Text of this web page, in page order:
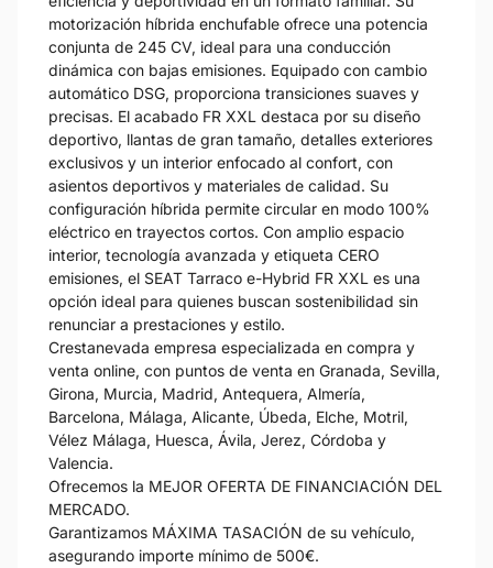
motorización híbrida enchufable ofrece una potencia
conjunta de 245 CV, ideal para una conducción
dinámica con bajas emisiones. Equipado con cambio
automático DSG, proporciona transiciones suaves y
precisas. El acabado FR XXL destaca por su diseño
deportivo, llantas de gran tamaño, detalles exteriores
exclusivos y un interior enfocado al confort, con
asientos deportivos y materiales de calidad. Su
configuración híbrida permite circular en modo 100%
eléctrico en trayectos cortos. Con amplio espacio
interior, tecnología avanzada y etiqueta CERO
emisiones, el SEAT Tarraco e-Hybrid FR XXL es una
opción ideal para quienes buscan sostenibilidad sin
renunciar a prestaciones y estilo.
Crestanevada empresa especializada en compra y
venta online, con puntos de venta en Granada, Sevilla,
Girona, Murcia, Madrid, Antequera, Almería,
Barcelona, Málaga, Alicante, Úbeda, Elche, Motril,
Vélez Málaga, Huesca, Ávila, Jerez, Córdoba y
Valencia.
Ofrecemos la MEJOR OFERTA DE FINANCIACIÓN DEL
MERCADO.
Garantizamos MÁXIMA TASACIÓN de su vehículo,
asegurando importe mínimo de 500€.